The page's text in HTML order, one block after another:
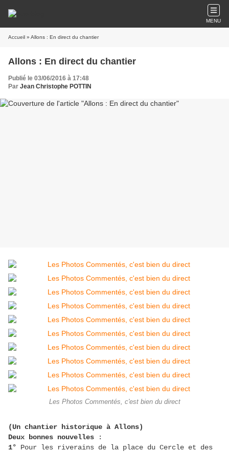
MENU
Accueil » Allons : En direct du chantier
Allons : En direct du chantier
Publié le 03/06/2016 à 17:48
Par Jean Christophe POTTIN
Les Photos Commentés, c'est bien du direct
(Un chantier historique à Allons)
Deux bonnes nouvelles :
1° Pour les riverains de la place du Cercle et des